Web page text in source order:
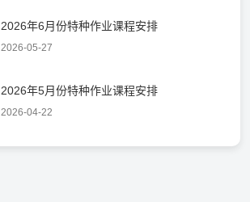
2026年6月份特种作业课程安排
2026-05-27
2026年5月份特种作业课程安排
2026-04-22